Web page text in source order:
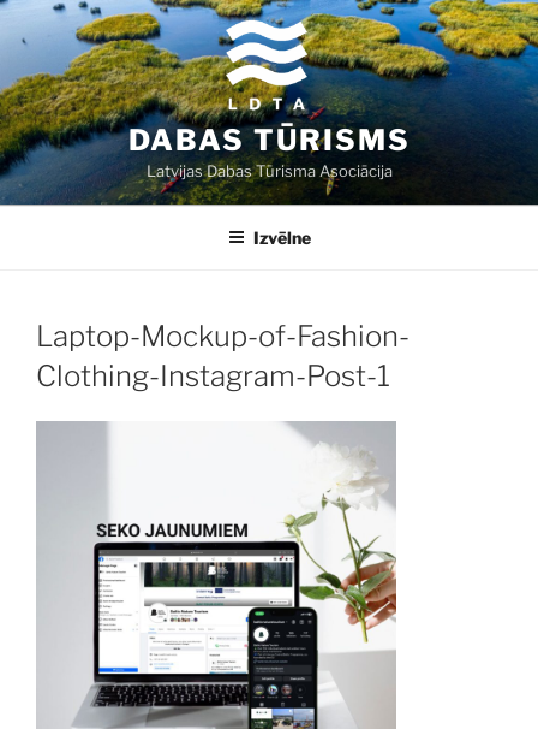
Doties
saturu
DABAS TŪRISMS
Latvijas Dabas Tūrisma Asociācija
Izvēlne
Laptop-Mockup-of-Fashion-
Clothing-Instagram-Post-1